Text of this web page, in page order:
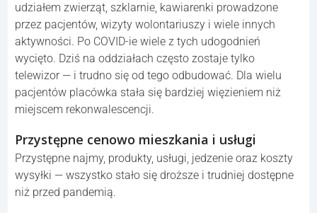
udziałem zwierząt, szklarnie, kawiarenki prowadzone
przez pacjentów, wizyty wolontariuszy i wiele innych
aktywności. Po COVID-ie wiele z tych udogodnień
wycięto. Dziś na oddziałach często zostaje tylko
telewizor — i trudno się od tego odbudować. Dla wielu
pacjentów placówka stała się bardziej więzieniem niż
miejscem rekonwalescencji.
Przystępne cenowo mieszkania i usługi
Przystępne najmy, produkty, usługi, jedzenie oraz koszty
wysyłki — wszystko stało się droższe i trudniej dostępne
niż przed pandemią.